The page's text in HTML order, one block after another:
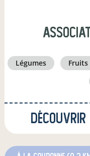
légumes fruits
Découvrir